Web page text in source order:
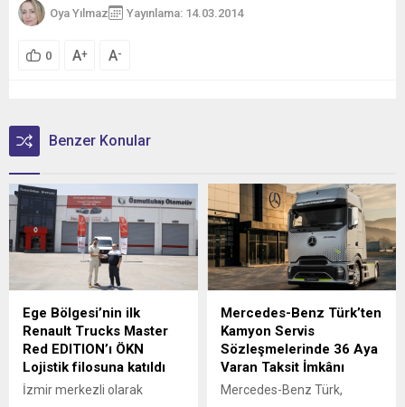
Oya Yılmaz Yayınlama: 14.03.2014
0 A+ A-
Benzer Konular
Ege Bölgesi’nin ilk
Renault Trucks Master
Red EDITION’ı ÖKN
Lojistik filosuna katıldı
İzmir merkezli olarak
Mercedes-Benz Türk’ten
Kamyon Servis
Sözleşmelerinde 36 Aya
Varan Taksit İmkânı
Mercedes-Benz Türk,